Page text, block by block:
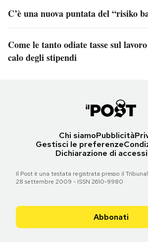
C’è una nuova puntata del “risiko
Come le tanto odiate tasse sul
calo degli stipendi
Chi siamoPubblicità
Gestisci le preferenze
Dichiarazione di
Il Post è una testata registrata presso il
28 settembre 2009 - ISSN 2610-9980
Abbonati